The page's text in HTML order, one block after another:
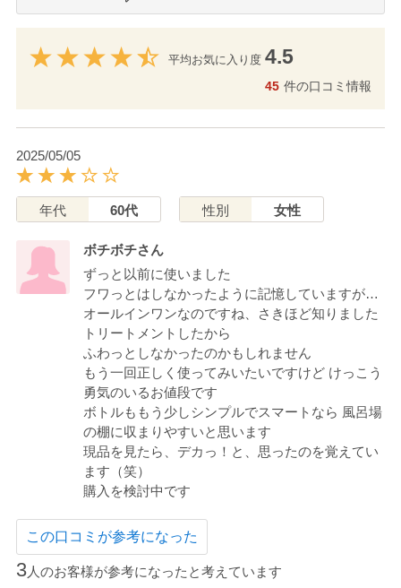
平均お気に入り度 4.5
45 件の口コミ情報
2025/05/05
年代 60代 性別 女性
ボチボチさん
ずっと以前に使いました
フワっとはしなかったように記憶していますが…
オールインワンなのですね、さきほど知りました
トリートメントしたから
ふわっとしなかったのかもしれません
もう一回正しく使ってみいたいですけど けっこう
勇気のいるお値段です
ボトルももう少しシンプルでスマートなら 風呂場
の棚に収まりやすいと思います
現品を見たら、デカっ！と、思ったのを覚えてい
ます（笑）
購入を検討中です
この口コミが参考になった
3人のお客様が参考になったと考えています